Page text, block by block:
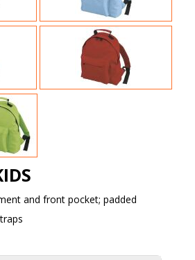
and front pocket; padded